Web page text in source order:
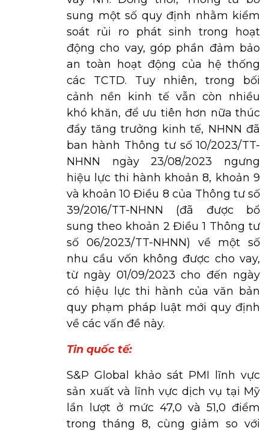
sung một số quy định nhằm kiểm
soát rủi ro phát sinh trong hoạt
động cho vay, góp phần đảm bảo
an toàn hoạt động của hệ thống
các TCTD. Tuy nhiên, trong bối
cảnh nền kinh tế vẫn còn nhiều
khó khăn, để ưu tiên hơn nữa thúc
đẩy tăng trưởng kinh tế, NHNN đã
ban hành Thông tư số 10/2023/TT-
NHNN ngày 23/08/2023 ngưng
hiệu lực thi hành khoản 8, khoản 9
và khoản 10 Điều 8 của Thông tư số
39/2016/TT-NHNN (đã được bổ
sung theo khoản 2 Điều 1 Thông tư
số 06/2023/TT-NHNN) về một số
nhu cầu vốn không được cho vay,
từ ngày 01/09/2023 cho đến ngày
có hiệu lực thi hành của văn bản
quy phạm pháp luật mới quy định
về các vấn đề này.
Tin quốc tế:
S&P Global khảo sát PMI lĩnh vực
sản xuất và lĩnh vực dịch vụ tại Mỹ
lần lượt ở mức 47,0 và 51,0 điểm
trong tháng 8, cùng giảm so với